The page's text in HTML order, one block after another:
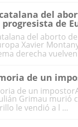
del
de
del aborto
Xavier
derecha vuelven
de un
de un
Grimau murió
le vendió a l ...